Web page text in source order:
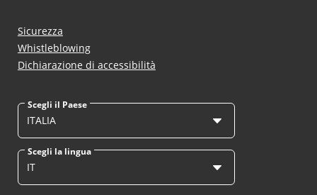
Sicurezza
Whistleblowing
Dichiarazione di accessibilità
Scegli il Paese
ITALIA
Scegli la lingua
IT